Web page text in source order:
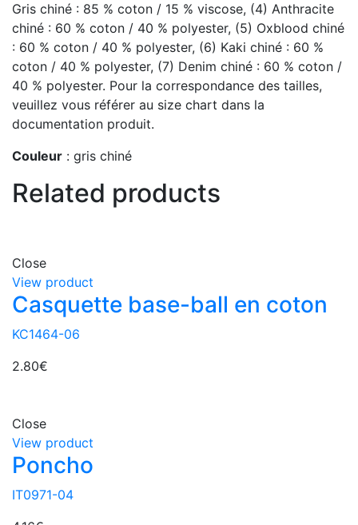
Gris chiné : 85 % coton / 15 % viscose, (4) Anthracite
chiné : 60 % coton / 40 % polyester, (5) Oxblood chiné
: 60 % coton / 40 % polyester, (6) Kaki chiné : 60 %
coton / 40 % polyester, (7) Denim chiné : 60 % coton /
40 % polyester. Pour la correspondance des tailles,
veuillez vous référer au size chart dans la
documentation produit.
Couleur : gris chiné
Related products
Close
View product
Casquette base-ball en coton
KC1464-06
2.80€
Close
View product
Poncho
IT0971-04